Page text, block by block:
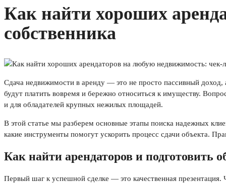
Как найти хороших
собственника
Сдача недвижимости в аренду — это не просто пассивный
будут платить вовремя и бережно относиться к имуществу.
и для обладателей крупных нежилых площадей.
В этой статье мы разберем основные этапы поиска надежных
какие инструменты помогут ускорить процесс сдачи объекта.
Как найти арендаторов и подготовить
Первый шаг к успешной сделке — это качественная